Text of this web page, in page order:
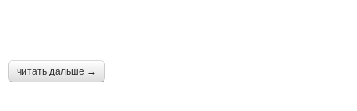
читать дальше →